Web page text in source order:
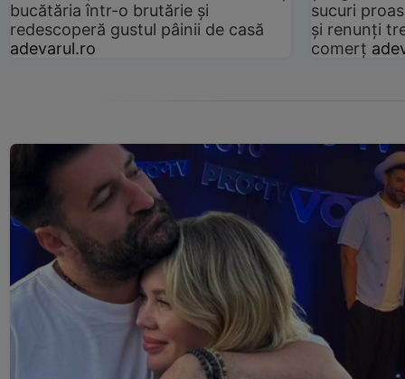
bucătăria într-o brutărie și
redescoperă gustul pâinii de casă
adevarul.ro
sucuri
și renunți
comerț